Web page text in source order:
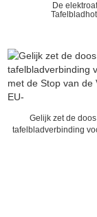
De
Gelijk zet de
tafelbladverbinding